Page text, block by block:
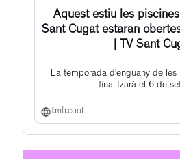
Aquest estiu les
Sant Cugat estaran
| TV Sant
La temporada d’enguany de
finalitzarà el 6 de
f.mtr.cool